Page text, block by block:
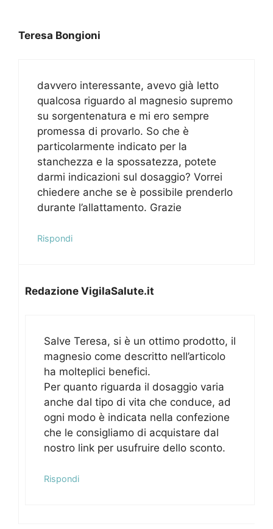
Teresa Bongioni
davvero interessante, avevo già letto
qualcosa riguardo al magnesio supremo
su sorgentenatura e mi ero sempre
promessa di provarlo. So che è
particolarmente indicato per la
stanchezza e la spossatezza, potete
darmi indicazioni sul dosaggio? Vorrei
chiedere anche se è possibile prenderlo
durante l’allattamento. Grazie
Rispondi
Redazione VigilaSalute.it
Salve Teresa, si è un ottimo prodotto, il
magnesio come descritto nell’articolo
ha molteplici benefici.
Per quanto riguarda il dosaggio varia
anche dal tipo di vita che conduce, ad
ogni modo è indicata nella confezione
che le consigliamo di acquistare dal
nostro link per usufruire dello sconto.
Rispondi